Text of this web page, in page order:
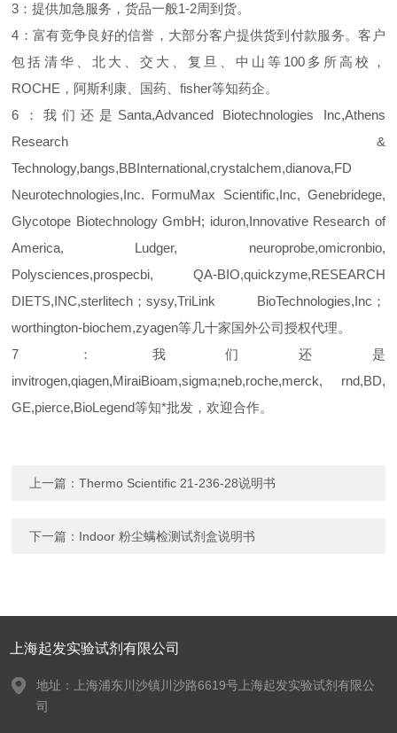
3：提供加急服务，货品一般1-2周到货。
4：富有竞争良好的信誉，大部分客户提供货到付款服务。客户
包括清华、北大、交大、复旦、中山等100多所高校，
ROCHE，阿斯利康、国药、fisher等知药企。
6：我们还是Santa,Advanced Biotechnologies Inc,Athens
Research &
Technology,bangs,BBInternational,crystalchem,dianova,FD
Neurotechnologies,Inc. FormuMax Scientific,Inc, Genebridege,
Glycotope Biotechnology GmbH; iduron,Innovative Research of
America, Ludger, neuroprobe,omicronbio,
Polysciences,prospecbi, QA-BIO,quickzyme,RESEARCH
DIETS,INC,sterlitech；sysy,TriLink BioTechnologies,Inc；
worthington-biochem,zyagen等几十家国外公司授权代理。
7：我们还是
invitrogen,qiagen,MiraiBioam,sigma;neb,roche,merck, rnd,BD,
GE,pierce,BioLegend等知*批发，欢迎合作。
上一篇：Thermo Scientific 21-236-28说明书
下一篇： Indoor 粉尘螨检测试剂盒说明书
上海起发实验试剂有限公司
地址：上海浦东川沙镇川沙路6619号上海起发实验试剂有限公
司